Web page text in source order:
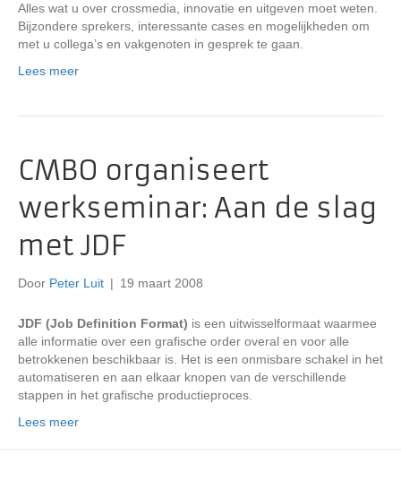
Alles wat u over crossmedia, innovatie en uitgeven moet weten.
Bijzondere sprekers, interessante cases en mogelijkheden om
met u collega’s en vakgenoten in gesprek te gaan.
Lees meer
CMBO organiseert
werkseminar: Aan de slag
met JDF
Door Peter Luit | 19 maart 2008
JDF (Job Definition Format) is een uitwisselformaat waarmee
alle informatie over een grafische order overal en voor alle
betrokkenen beschikbaar is. Het is een onmisbare schakel in het
automatiseren en aan elkaar knopen van de verschillende
stappen in het grafische productieproces.
Lees meer